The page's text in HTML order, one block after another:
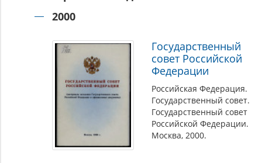
Президента
Федерации
2000
Государственный
совет Российской
Федерации
Российская Федерация.
Государственный совет.
Государственный совет
Российской Федерации.
Москва, 2000.